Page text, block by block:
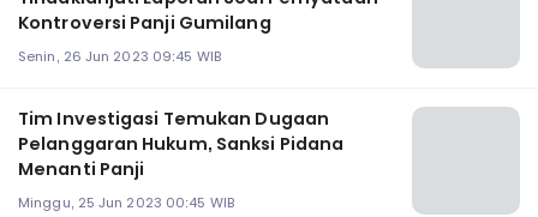
Kontroversi Panji Gumilang
Senin, 26 Jun 2023 09:45 WIB
Tim Investigasi Temukan Dugaan
Pelanggaran Hukum, Sanksi Pidana
Menanti Panji
Minggu, 25 Jun 2023 00:45 WIB